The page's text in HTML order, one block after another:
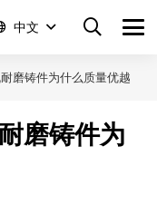
中文
磨铸件为什么质量优越
磨铸件为